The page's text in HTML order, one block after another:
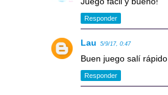
Responder
Lau 5/9/17, 0:47
Buen juego salí rápido
Responder